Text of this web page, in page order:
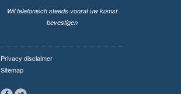
Wil telefonisch steeds vooraf uw komst
bevestigen
Privacy disclaimer
Sitemap